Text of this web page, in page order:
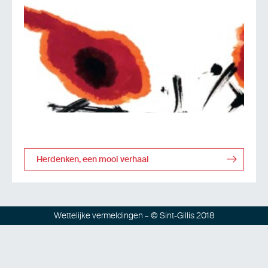
Herdenken, een mooi verhaal
Wettelijke vermeldingen – © Sint-Gillis 2018